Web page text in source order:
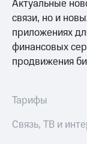
Актуальные
связи, но и
приложениях
финансовых
продвижения
Тарифы
Связь, ТВ и